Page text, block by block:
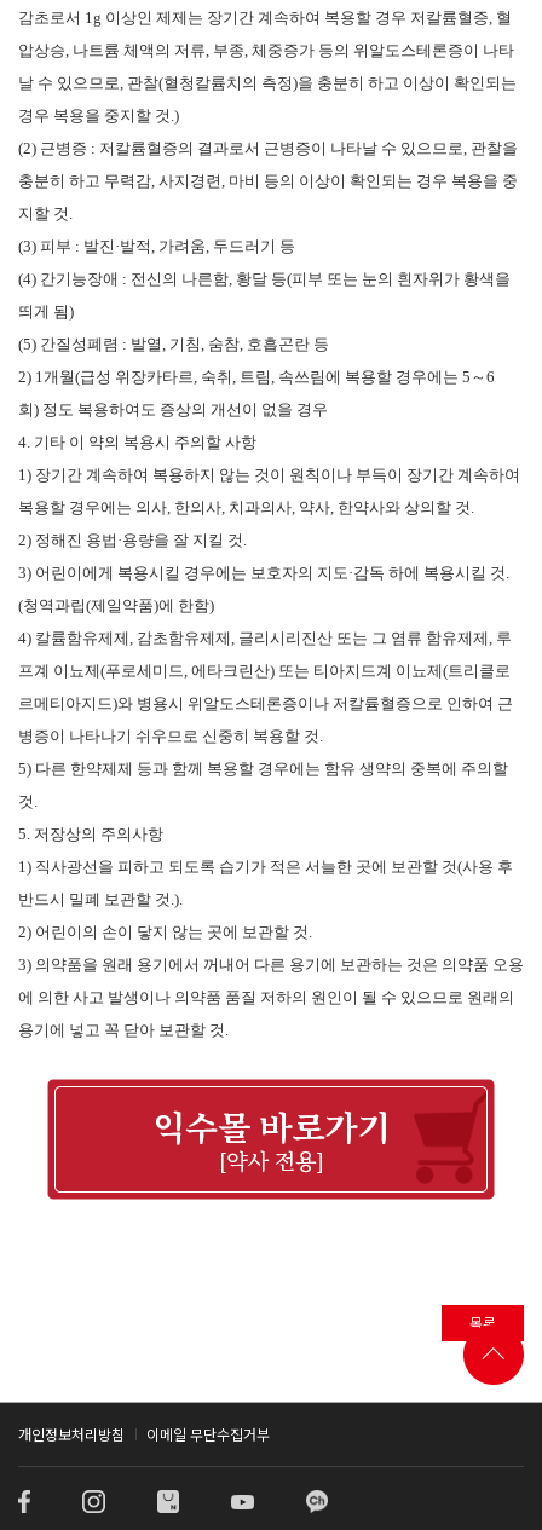
감초로서 1g 이상인 제제는 장기간 계속하여 복용할 경우 저칼륨혈증 혈
압상승 나트륨 체액의 저류 부종 체중증가 등의 위알도스테론증이 나타
날 수 있으므로 관찰(혈청칼륨치의 측정)을 충분히 하고 이상이 확인되는
경우 복용을 중지할 것 .)
(2) 근병증 : 저칼륨혈증의 결과로서 근병증이 나타날 수 있으므로 관찰을
충분히 하고 무력감 사지경련 마비 등의 이상이 확인되는 경우 복용을 중
지할 것
(3) 피부 : 발진 ·발적 가려움 두드러기 등
(4) 간기능장애 : 전신의 나른함 황달 등(피부 또는 눈의 흰자위가 황색을
띄게 됨)
(5) 간질성폐렴 : 발열 기침 숨참 호흡곤란 등
2) 1 개월(급성 위장카타르 숙취 트림 속쓰림에 복용할 경우에는 5 ～ 6
회) 정도 복용하여도 증상의 개선이 없을 경우
4. 기타 이 약의 복용시 주의할 사항
1) 장기간 계속하여 복용하지 않는 것이 원칙이나 부득이 장기간 계속하여
복용할 경우에는 의사 한의사 치과의사 약사 한약사와 상의할 것
2) 정해진 용법 ·용량을 잘 지킬 것
3) 어린이에게 복용시킬 경우에는 보호자의 지도 ·감독 하에 복용시킬 것
(청역과립(제일약품)에 한함)
4) 칼륨함유제제 감초함유제제 글리시리진산 또는 그 염류 함유제제 루
프계 이뇨제(푸로세미드 에타크린산) 또는 티아지드계 이뇨제(트리클로
르메티아지드)와 병용시 위알도스테론증이나 저칼륨혈증으로 인하여 근
병증이 나타나기 쉬우므로 신중히 복용할 것
5) 다른 한약제제 등과 함께 복용할 경우에는 함유 생약의 중복에 주의할
것
5. 저장상의 주의사항
1) 직사광선을 피하고 되도록 습기가 적은 서늘한 곳에 보관할 것(사용 후
반드시 밀폐 보관할 것 .).
2) 어린이의 손이 닿지 않는 곳에 보관할 것
3) 의약품을 원래 용기에서 꺼내어 다른 용기에 보관하는 것은 의약품 오용
에 의한 사고 발생이나 의약품 품질 저하의 원인이 될 수 있으므로 원래의
용기에 넣고 꼭 닫아 보관할 것
목록
개인정보처리방침 이메일 무단수집거부